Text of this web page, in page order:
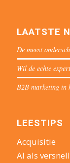
LAATSTE
De meest
Wil de echte
B2B marketing in
LEESTIPS
Acquisitie
AI als